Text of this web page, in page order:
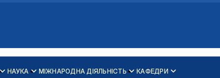
НАУКА МІЖНАРОДНА ДІЯЛЬНІСТЬ КАФЕДРИ